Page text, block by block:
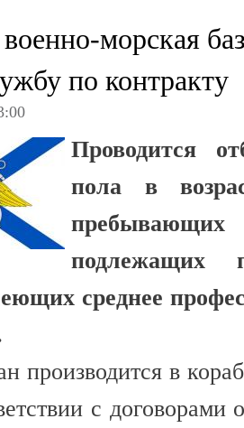
морская
по контракту
Проводится
пола в
подлежащих
среднее
производится в
с